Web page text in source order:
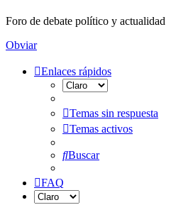
Foro de debate político y actualidad
Obviar
Enlaces rápidos
Temas sin respuesta
Temas activos
Buscar
FAQ